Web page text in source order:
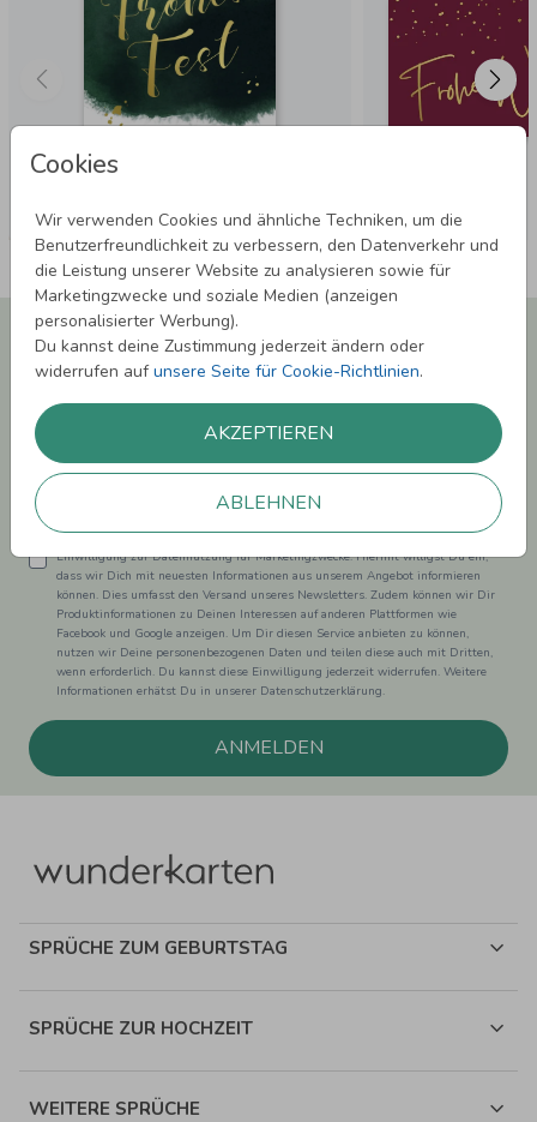
Cookies
Wir verwenden Cookies und ähnliche Techniken, um die
Benutzerfreundlichkeit zu verbessern, den Datenverkehr und
die Leistung unserer Website zu analysieren sowie für
Marketingzwecke und soziale Medien (anzeigen
personalisierter Werbung).
Du kannst deine Zustimmung jederzeit ändern oder
widerrufen aufunsere Seite für Cookie-Richtlinien.
AKZEPTIEREN
ABLEHNEN
Newsletter abonnieren und 5,00 € Rabatt**
sichern!
Laufenden.
Einwilligung zur Datennutzung für Marketingzwecke: Hiermit willigst Du ein,
dass wir Dich mit neuesten Informationen aus unserem Angebot informieren
können. Dies umfasst den Versand unseres Newsletters. Zudem können wir Dir
Produktinformationen zu Deinen Interessen auf anderen Plattformen wie
Facebook und Google anzeigen. Um Dir diesen Service anbieten zu können,
nutzen wir Deine personenbezogenen Daten und teilen diese auch mit Dritten,
wenn erforderlich. Du kannst diese Einwilligung jederzeit widerrufen. Weitere
Informationen erhätst Du in unserer Datenschutzerklärung.
ANMELDEN
SPRÜCHE ZUM GEBURTSTAG
SPRÜCHE ZUR HOCHZEIT
WEITERE SPRÜCHE